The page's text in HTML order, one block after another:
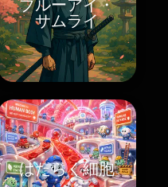
ブルーアイ・
サムライ
はたらく細胞